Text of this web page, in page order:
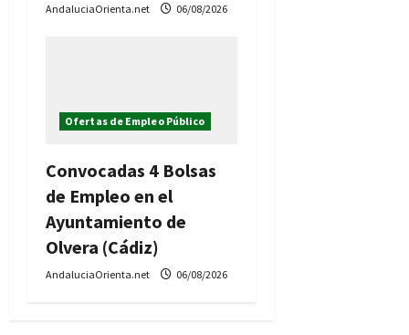
AndaluciaOrienta.net 06/08/2026
Ofertas de Empleo Público
Convocadas 4 Bolsas
de Empleo en el
Ayuntamiento de
Olvera (Cádiz)
AndaluciaOrienta.net 06/08/2026